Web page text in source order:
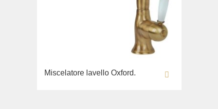
Miscelatore lavello Oxford.